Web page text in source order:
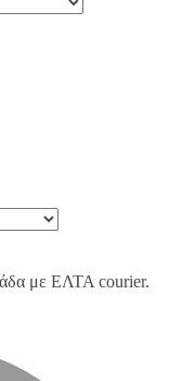
με ΕΛΤΑ courier.